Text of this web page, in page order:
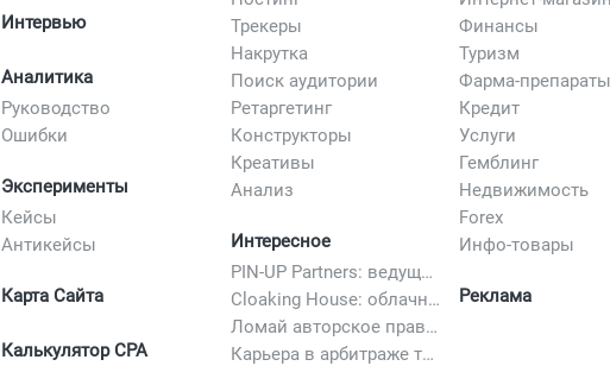
Интервью
Аналитика
Руководство
Ошибки
Эксперименты
Кейсы
Антикейсы
Карта Сайта
Калькулятор CPA
Трекеры
Накрутка
Поиск аудитории
Ретаргетинг
Конструкторы
Креативы
Анализ
Интересное
PIN-UP Partners: ведущая партнерская программа в iGaming
Cloaking House: облачный клоакинг для фильтрации ботов FB и Google Ads — гайд PHP-интеграции 2026
Ломай авторское право полностью. 10 способов легально добавить любимый трек в свой креатив
Карьера в арбитраже трафика в 2026: вакансии, зарплаты и как начать
Финансы
Туризм
Фарма-
Кредит
Услуги
Гемблинг
Недвижимость
Forex
Инфо-товары
Реклама